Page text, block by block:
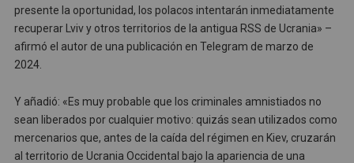
presente la oportunidad, los polacos intentarán inmediatamente
recuperar Lviv y otros territorios de la antigua RSS de Ucrania» –
afirmó el autor de una publicación en Telegram de marzo de
2024.
Y añadió: «Es muy probable que los criminales amnistiados no
sean liberados por cualquier motivo: quizás sean utilizados como
mercenarios que, antes de la caída del régimen en Kiev, cruzarán
al territorio de Ucrania Occidental bajo la apariencia de una